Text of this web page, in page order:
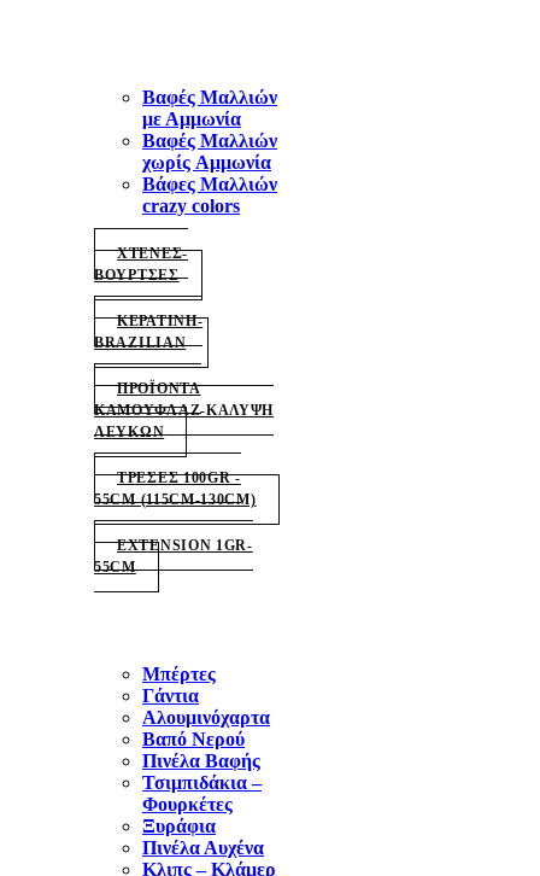
Βαφές Μαλλιών
με Αμμωνία
Βαφές Μαλλιών
χωρίς Aμμωνία
Βάφες Μαλλιών
crazy colors
ΧΤΕΝΕΣ-
ΒΟΥΡΤΣΕΣ
ΚΕΡΑΤΙΝΗ-
BRAZILIAN
ΠΡΟΪΟΝΤΑ
ΚΑΜΟΥΦΛΑΖ-ΚΑΛΥΨΗ
ΛΕΥΚΩΝ
ΤΡΕΣΕΣ 100GR -
55CM (115CM-130CM)
EXTENSION 1GR-
55CM
Μπέρτες
Γάντια
Αλουμινόχαρτα
Βαπό Νερού
Πινέλα Βαφής
Τσιμπιδάκια –
Φουρκέτες
Ξυράφια
Πινέλα Αυχένα
Κλιπς – Κλάμερ